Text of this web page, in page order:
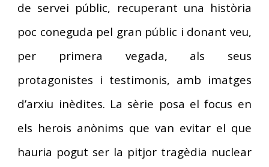
de servei públic, recuperant una història
poc coneguda pel gran públic i donant veu,
per primera vegada, als seus
protagonistes i testimonis, amb imatges
d’arxiu inèdites. La sèrie posa el focus en
els herois anònims que van evitar el que
hauria pogut ser la pitjor tragèdia nuclear